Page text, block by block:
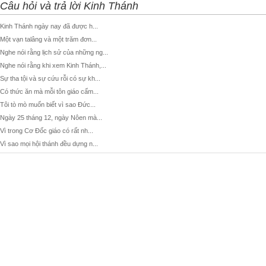
Câu hỏi và trả lời Kinh Thánh
Kinh Thánh ngày nay đã được h...
Một vạn talâng và một trăm đơn...
Nghe nói rằng lịch sử của những ng...
Nghe nói rằng khi xem Kinh Thánh,...
Sự tha tội và sự cứu rỗi có sự kh...
Có thức ăn mà mỗi tôn giáo cấm...
Tôi tò mò muốn biết vì sao Đức...
Ngày 25 tháng 12, ngày Nôen mà...
Vì trong Cơ Đốc giáo có rất nh...
Vì sao mọi hội thánh đều dựng n...